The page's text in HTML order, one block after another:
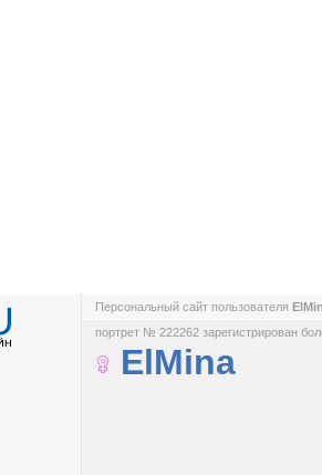
Персональный сайт пользователя
портрет № 222262 зарегистрирован
ElMina